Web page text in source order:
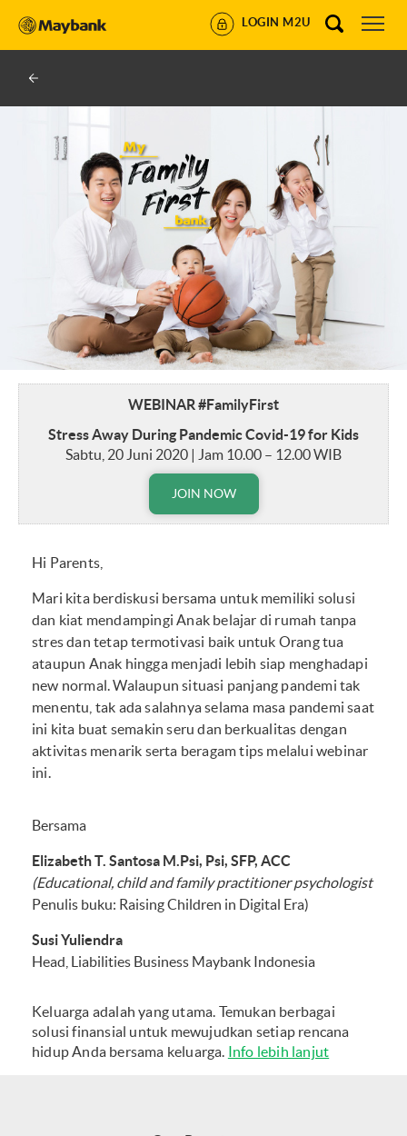
LOGIN M2U
WEBINAR #FamilyFirst
Stress Away During Pandemic Covid-19 for Kids
Sabtu, 20 Juni 2020 | Jam 10.00 – 12.00 WIB
JOIN NOW
Hi Parents,
Mari kita berdiskusi bersama untuk memiliki solusi
dan kiat mendampingi Anak belajar di rumah tanpa
stres dan tetap termotivasi baik untuk Orang tua
ataupun Anak hingga menjadi lebih siap menghadapi
new normal. Walaupun situasi panjang pandemi tak
menentu, tak ada salahnya selama masa pandemi saat
ini kita buat semakin seru dan berkualitas dengan
aktivitas menarik serta beragam tips melalui webinar
ini.
Bersama
Elizabeth T. Santosa M.Psi, Psi, SFP, ACC
(Educational, child and family practitioner psychologist
Penulis buku: Raising Children in Digital Era)
Susi Yuliendra
Head, Liabilities Business Maybank Indonesia
Keluarga adalah yang utama. Temukan berbagai
solusi finansial untuk mewujudkan setiap rencana
hidup Anda bersama keluarga. Info lebih lanjut